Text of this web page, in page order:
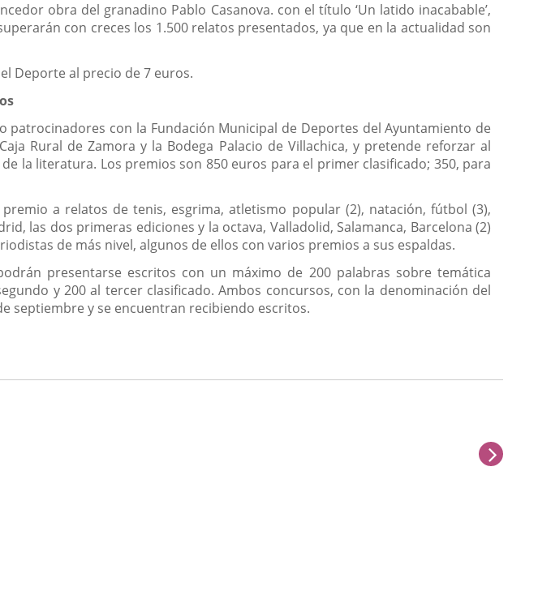
obra del granadino Pablo Casanova. con el título ‘Un latido inacabable’,
con creces los 1.500 relatos presentados, ya que en la actualidad son
Deporte al precio de 7 euros.
patrocinadores con la Fundación Municipal de Deportes del Ayuntamiento de
Rural de Zamora y la Bodega Palacio de Villachica, y pretende reforzar al
la literatura. Los premios son 850 euros para el primer clasificado; 350, para
a relatos de tenis, esgrima, atletismo popular (2), natación, fútbol (3),
las dos primeras ediciones y la octava, Valladolid, Salamanca, Barcelona (2)
de más nivel, algunos de ellos con varios premios a sus espaldas.
presentarse escritos con un máximo de 200 palabras sobre temática
y 200 al tercer clasificado. Ambos concursos, con la denominación del
septiembre y se encuentran recibiendo escritos.